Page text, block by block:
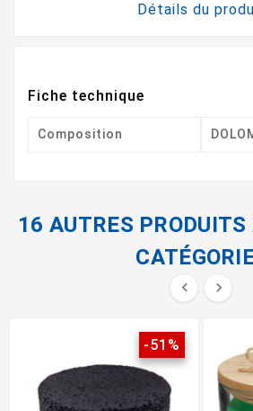
Détails du
Fiche technique
Composition
16 AUTRES
 
-51%